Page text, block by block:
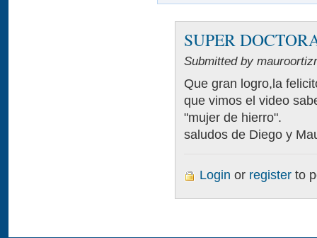
SUPER
Submitted by
Que gran logro,la
que vimos el video
"mujer de hierro".
saludos de Diego y
Login or register to